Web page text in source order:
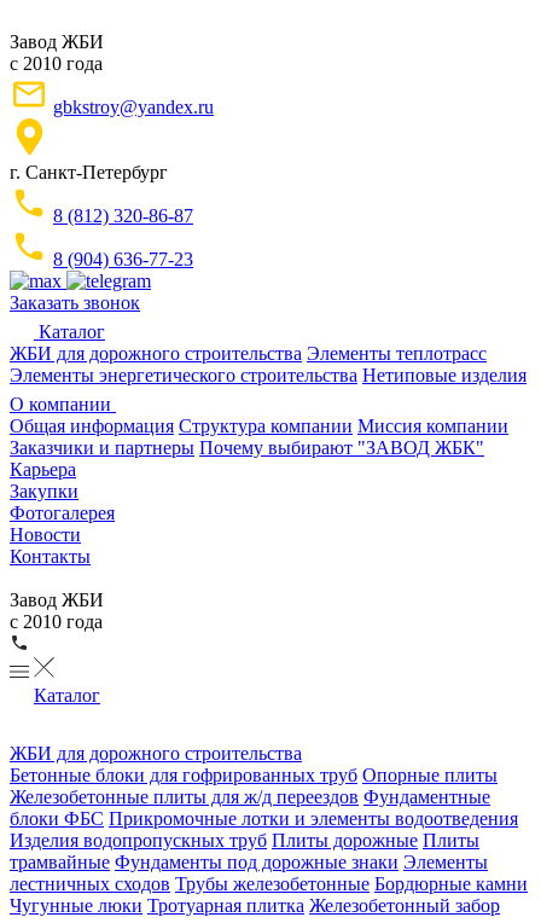
Завод ЖБИ
с 2010 года
gbkstroy@yandex.ru
г. Санкт-Петербург
8 (812) 320-86-87
8 (904) 636-77-23
Заказать звонок
Каталог
ЖБИ для дорожного строительства Элементы теплотрасс
Элементы энергетического строительства Нетиповые изделия
О компании
Общая информация Структура компании Миссия компании
Заказчики и партнеры Почему выбирают "ЗАВОД ЖБК"
Карьера
Закупки
Фотогалерея
Новости
Контакты
Завод ЖБИ
с 2010 года
Каталог
ЖБИ для дорожного строительства
Бетонные блоки для гофрированных труб Опорные плиты
Железобетонные плиты для ж/д переездов Фундаментные
блоки ФБС Прикромочные лотки и элементы водоотведения
Изделия водопропускных труб Плиты дорожные Плиты
трамвайные Фундаменты под дорожные знаки Элементы
лестничных сходов Трубы железобетонные Бордюрные камни
Чугунные люки Тротуарная плитка Железобетонный забор